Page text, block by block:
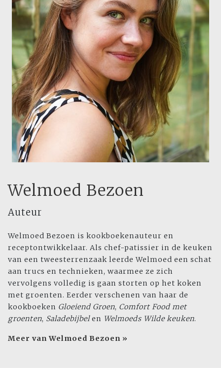
Welmoed Bezoen
Auteur
Welmoed Bezoen is kookboekenauteur en
receptontwikkelaar. Als chef-patissier in de keuken
van een tweesterrenzaak leerde Welmoed een schat
aan trucs en technieken, waarmee ze zich
vervolgens volledig is gaan storten op het koken
met groenten. Eerder verschenen van haar de
kookboeken Gloeiend Groen, Comfort Food met
groenten, Saladebijbelen Welmoeds Wilde keuken.
Meer van Welmoed Bezoen »